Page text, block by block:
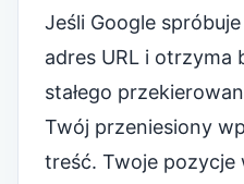
Jeśli Google
adres URL i otrzyma
stałego
Twój przeniesiony
treść. Twoje pozycje